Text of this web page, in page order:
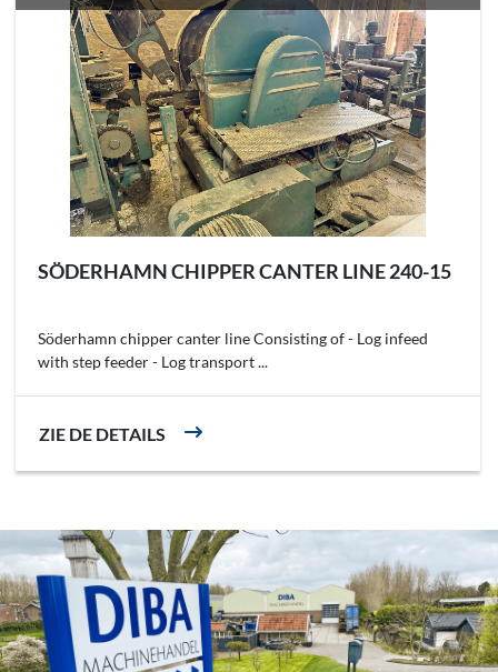
SÖDERHAMN CHIPPER CANTER LINE 240-15
Söderhamn chipper canter line Consisting of - Log infeed
with step feeder - Log transport ...
ZIE DE DETAILS